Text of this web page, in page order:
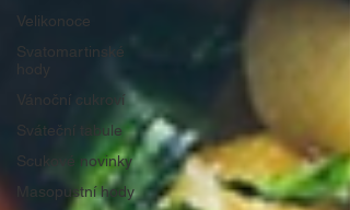
Velikonoce
Svatomartinské
Vánoční cukroví
Sváteční tabule
Scukové novinky
Masopustní hody